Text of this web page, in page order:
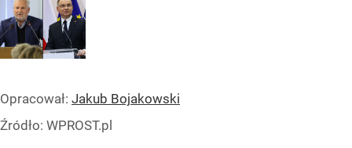
Opracował: Jakub Bojakowski
Źródło: WPROST.pl